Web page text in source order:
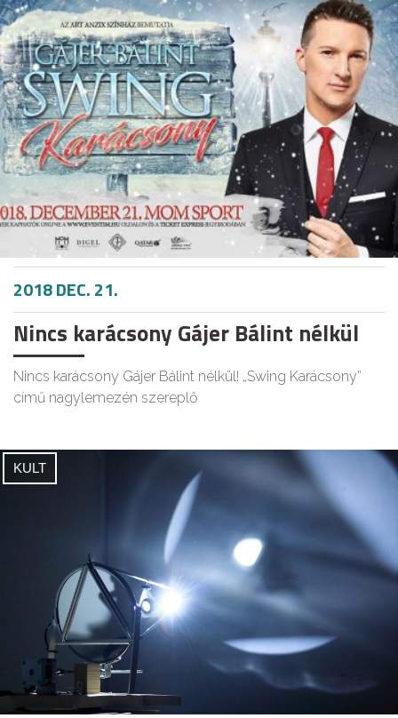
2018 DEC. 21.
Nincs karácsony Gájer Bálint nélkül
Nincs karácsony Gájer Bálint nélkül! „Swing Karácsony”
című nagylemezén szereplő
KULT